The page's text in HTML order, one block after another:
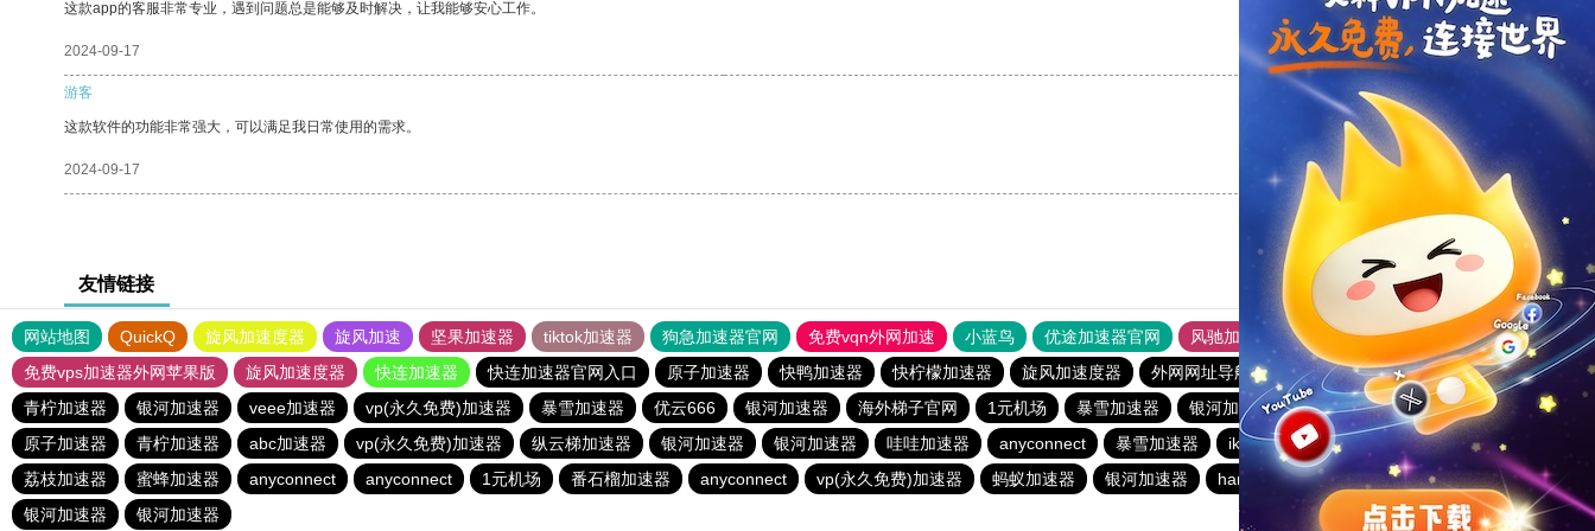
这款app的客服非常专业，遇到问题总是能够及时解决，让我能够安心工作。
2024-09-17 支持[0] 反对[0]
游客
这款软件的功能非常强大，可以满足我日常使用的需求。
2024-09-17 支持[0] 反对[0]
友情链接
网站地图 QuickQ 旋风加速度器 旋风加速 坚果加速器 tiktok加速器 狗急加速器官网 免费vqn外网加速 小蓝鸟 优途加速器官网 风驰加速器
旋风加速器
免费vps加速器外网苹果版
旋风加速度器 快连加速器 快连加速器官网入口 原子加速器 快鸭加速器 快柠檬加速器 旋风加速度器 外网网址导航 软件中心
银河加速器
青柠加速器
银河加速器 veee加速器 vp(永久免费)加速器 暴雪加速器 优云666 银河加速器 海外梯子官网 1元机场 暴雪加速器 银河加速器 暴雪加速器
海鸥加速器
原子加速器
青柠加速器 abc加速器 vp(永久免费)加速器 纵云梯加速器 银河加速器 银河加速器 哇哇加速器 anyconnect 暴雪加速器 ikuuu.me加速器官网
银河加速器
荔枝加速器
蜜蜂加速器 anyconnect anyconnect 1元机场 番石榴加速器 anyconnect vp(永久免费)加速器 蚂蚁加速器 银河加速器 hammer加速器 速鹰666
银河加速器
银河加速器
银河加速器